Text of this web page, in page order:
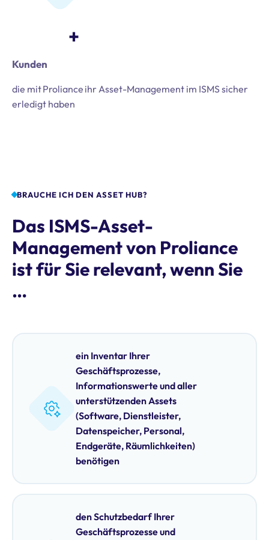
+
Kunden
die mit Proliance ihr Asset-Management im ISMS sicher
erledigt haben
BRAUCHE ICH DEN ASSET HUB?
Das ISMS-Asset-
Management von Proliance
ist für Sie relevant, wenn Sie
…
ein Inventar Ihrer
Geschäftsprozesse,
Informationswerte und aller
unterstützenden Assets
(Software, Dienstleister,
Datenspeicher, Personal,
Endgeräte, Räumlichkeiten)
benötigen
den Schutzbedarf Ihrer
Geschäftsprozesse und